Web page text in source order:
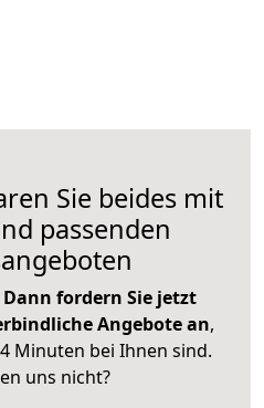
Sie beides mit
passenden
Dann fordern Sie jetzt
Angebote an,
Minuten bei Ihnen sind.
uns nicht?